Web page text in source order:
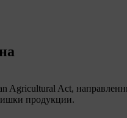
Agricultural Act,
продукции.